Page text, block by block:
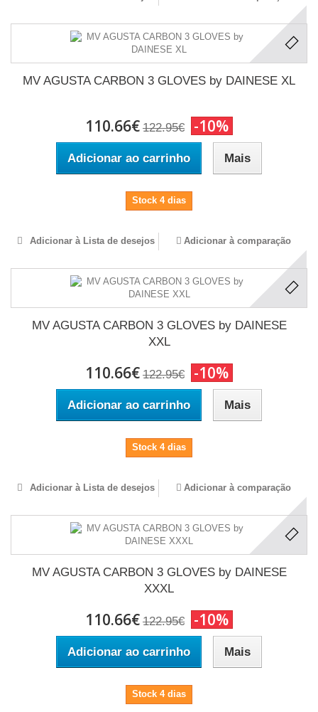
MV AGUSTA CARBON 3 GLOVES by DAINESE XL
110.66€ 122.95€ -10%
Adicionar ao carrinho Mais
Stock 4 dias
Adicionar à Lista de desejos Adicionar à comparação
MV AGUSTA CARBON 3 GLOVES by DAINESE
XXL
110.66€ 122.95€ -10%
Adicionar ao carrinho Mais
Stock 4 dias
Adicionar à Lista de desejos Adicionar à comparação
MV AGUSTA CARBON 3 GLOVES by DAINESE
XXXL
110.66€ 122.95€ -10%
Adicionar ao carrinho Mais
Stock 4 dias